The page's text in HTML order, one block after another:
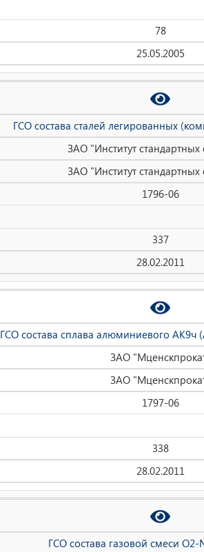
78
25.05.2005
ГСО состава сталей легированных
ЗАО "Институт
ЗАО "Институт
1796-06
337
28.02.2011
ГСО состава сплава алюминиевого АК9ч
ЗАО
ЗАО
1797-06
338
28.02.2011
ГСО состава газовой смеси О2-